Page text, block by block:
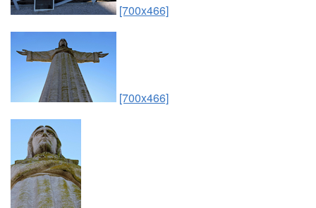
[700x466]
[700x466]